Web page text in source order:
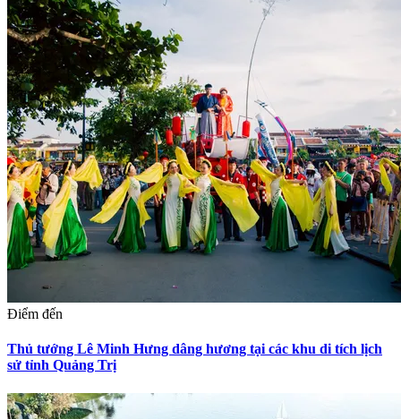
Điểm đến
Thủ tướng Lê Minh Hưng dâng hương tại các khu di tích lịch
sử tỉnh Quảng Trị